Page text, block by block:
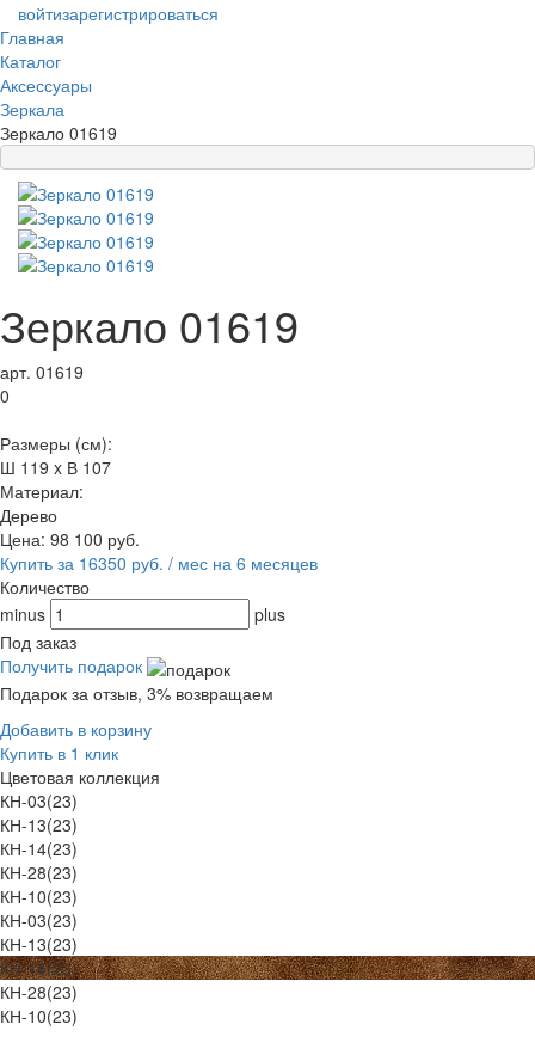
войтизарегистрироваться
Главная
Каталог
Аксессуары
Зеркала
Зеркало 01619
Зеркало 01619
арт. 01619
0
Размеры (см):
Ш 119 x В 107
Материал:
Дерево
Цена: 98 100 руб.
Купить за 16350 руб. / мес на 6 месяцев
Количество
minus
plus
Под заказ
Получить подарок
Подарок за отзыв, 3% возвращаем
Добавить в корзину
Купить в 1 клик
Цветовая коллекция
КН-03(23)
КН-13(23)
КН-14(23)
КН-28(23)
КН-10(23)
КН-03(23)
КН-13(23)
КН-14(23)
КН-28(23)
КН-10(23)